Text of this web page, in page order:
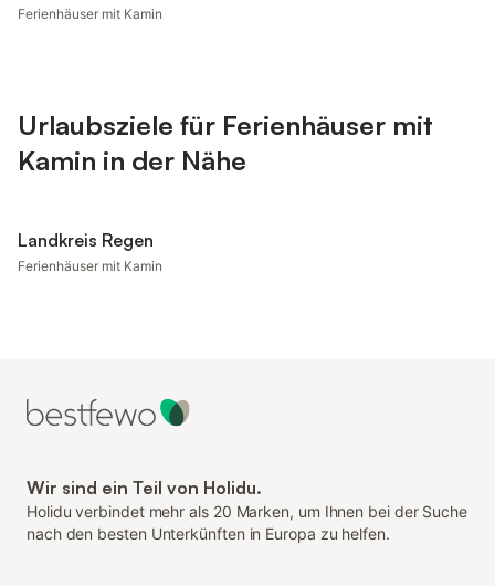
Ferienhäuser mit Kamin
Urlaubsziele für Ferienhäuser mit
Kamin in der Nähe
Landkreis Regen
Ferienhäuser mit Kamin
Wir sind ein Teil von Holidu.
Holidu verbindet mehr als 20 Marken, um Ihnen bei der Suche
nach den besten Unterkünften in Europa zu helfen.